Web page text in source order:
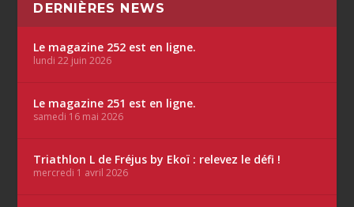
DERNIÈRES NEWS
Le magazine 252 est en ligne.
lundi 22 juin 2026
Le magazine 251 est en ligne.
samedi 16 mai 2026
Triathlon L de Fréjus by Ekoï : relevez le défi !
mercredi 1 avril 2026